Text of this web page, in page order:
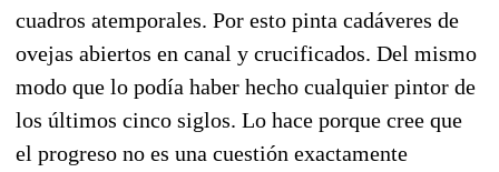
cuadros atemporales. Por esto pinta cadáveres de
ovejas abiertos en canal y crucificados. Del mismo
modo que lo podía haber hecho cualquier pintor de
los últimos cinco siglos. Lo hace porque cree que
el progreso no es una cuestión exactamente